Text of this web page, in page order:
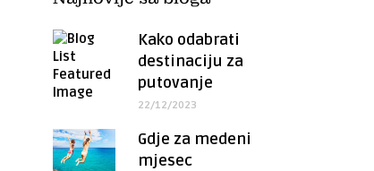
Kako odabrati
destinaciju za
putovanje
22/12/2023
Gdje za medeni
mjesec